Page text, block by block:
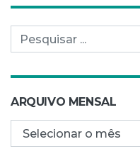
Pesquisar por:
ARQUIVO MENSAL
Arquivo mensal